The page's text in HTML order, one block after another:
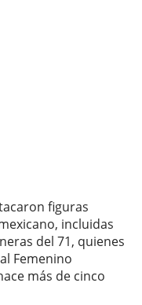
figuras
incluidas
del 71, quienes
Femenino
más de cinco